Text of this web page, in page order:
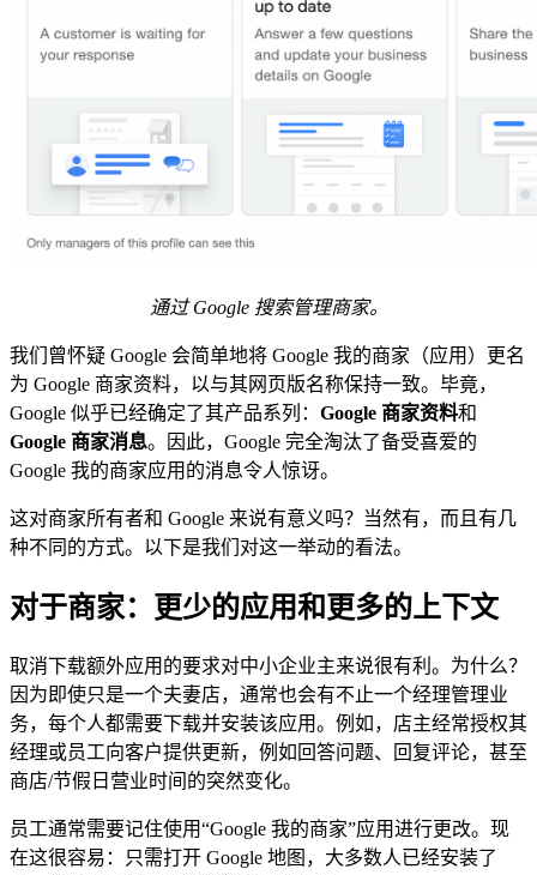
通过 Google 搜索管理商家。
我们曾怀疑 Google 会简单地将 Google 我的商家（应用）更名
为 Google 商家资料，以与其网页版名称保持一致。毕竟，
Google 似乎已经确定了其产品系列： Google 商家资料和
Google 商家消息。因此，Google 完全淘汰了备受喜爱的
Google 我的商家应用的消息令人惊讶。
这对商家所有者和 Google 来说有意义吗？当然有，而且有几
种不同的方式。以下是我们对这一举动的看法。
对于商家：更少的应用和更多的上下文
取消下载额外应用的要求对中小企业主来说很有利。为什么？
因为即使只是一个夫妻店，通常也会有不止一个经理管理业
务，每个人都需要下载并安装该应用。例如，店主经常授权其
经理或员工向客户提供更新，例如回答问题、回复评论，甚至
商店/节假日营业时间的突然变化。
员工通常需要记住使用“Google 我的商家”应用进行更改。现
在这很容易：只需打开 Google 地图，大多数人已经安装了